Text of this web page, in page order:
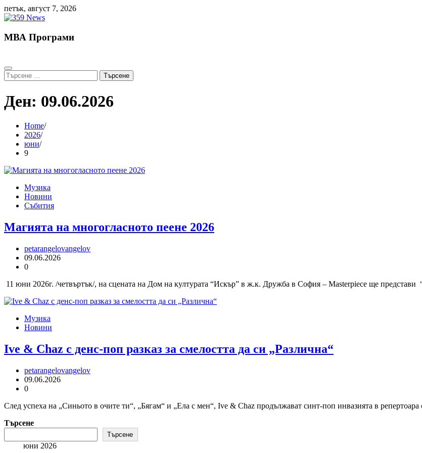
Skip
to
петък, август 7, 2026
МВА Програми
Търсене
за:
Ден: 09.06.2026
Home
2026
юни
9
Музика
Новини
Събития
Магията на многогласното пеене 2026
petarangelovangelov
09.06.2026
0
11 юни 2026г. /четвъртък/, на сцената на Дом на културата “Искър” в ж.к. Дружба в София – Masterpiece ще
Музика
Новини
Ive & Chaz с денс-поп разказ за смелостта да си „Различна“
petarangelovangelov
09.06.2026
0
След успеха на „Синьото в очите ти“, „Бягам“ и „Ела с мен“, Ive & Chaz продължават синт-поп инвазията в
Търсене
Търсене
юни 2026